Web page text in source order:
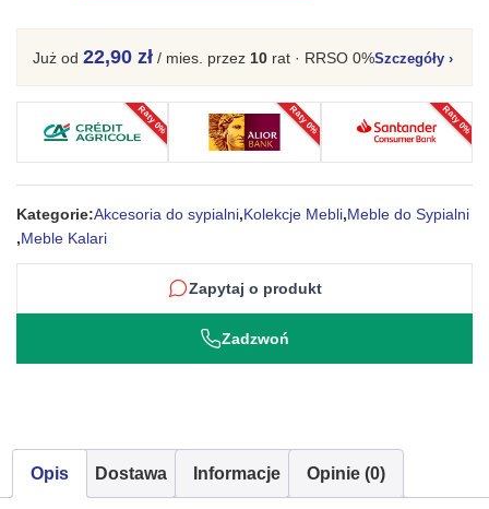
elegancki
Kalari
Już od 22,90 zł / mies. przez 10 rat · RRSO 0%Szczegóły ›
Raty 0% Raty 0% Raty 0%
Kategorie:Akcesoria do sypialni,Kolekcje Mebli,Meble do Sypialni
,Meble Kalari
Zapytaj o produkt
Zadzwoń
Opis Dostawa Informacje Opinie (0)